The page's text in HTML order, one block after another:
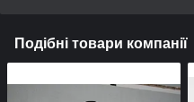
Подібні товари компанії